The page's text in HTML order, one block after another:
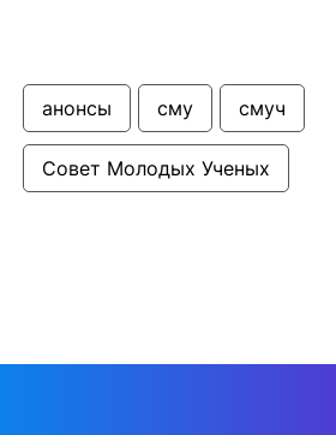
анонсы сму смуч
Совет Молодых Ученых